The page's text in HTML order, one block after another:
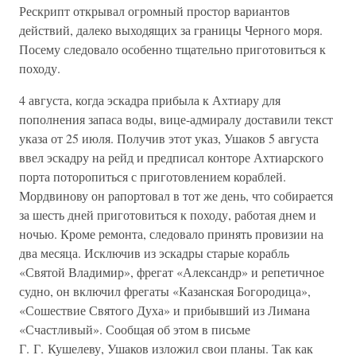
Рескрипт открывал огромный простор вариантов
действий, далеко выходящих за границы Черного моря.
Посему следовало особенно тщательно приготовиться к
походу.
4 августа, когда эскадра прибыла к Ахтиару для
пополнения запаса воды, вице-адмиралу доставили текст
указа от 25 июля. Получив этот указ, Ушаков 5 августа
ввел эскадру на рейд и предписал конторе Ахтиарского
порта поторопиться с приготовлением кораблей.
Мордвинову он рапортовал в тот же день, что собирается
за шесть дней приготовиться к походу, работая днем и
ночью. Кроме ремонта, следовало принять провизии на
два месяца. Исключив из эскадры старые корабль
«Святой Владимир», фрегат «Александр» и репетичное
судно, он включил фрегаты «Казанская Богородица»,
«Сошествие Святого Духа» и прибывший из Лимана
«Счастливый». Сообщая об этом в письме
Г. Г. Кушелеву, Ушаков изложил свои планы. Так как